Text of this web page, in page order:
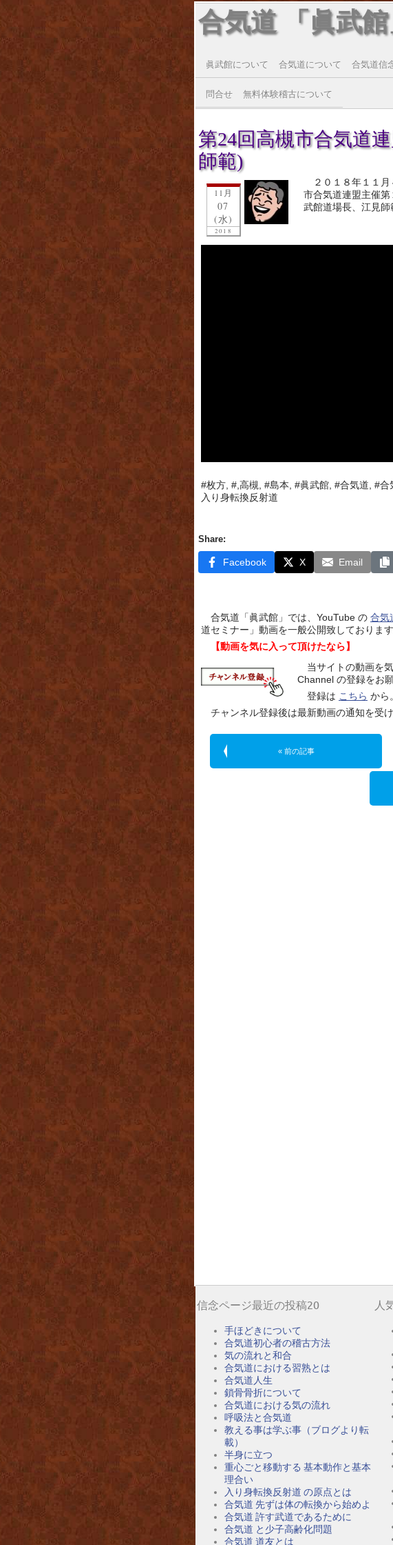
合気道 「眞武
眞武館について 合気道について 合気道信
問合せ 無料体験稽古について
第24回高槻市合気道
師範)
11月
07
(水)
2018
２０１８年１１
市合気道連盟主催
武館道場長、江見師
#枚方, #,高槻, #島本, #眞武館, #合気道, #
入り身転換反射道
Share:
Facebook X Email
合気道「眞武館」では、YouTube の 合気
道セミナー」動画を一般公開致しております
【動画を気に入って頂けたなら】
当サイトの動画を
Channel の登録をお
登録は こちら から。
チャンネル登録後は最新動画の通知を受
« 前の記事
信念ページ最近の投稿20
手ほどきについて
合気道初心者の稽古方法
気の流れと和合
合気道における習熟とは
合気道人生
鎖骨骨折について
合気道における気の流れ
呼吸法と合気道
教える事は学ぶ事（ブログより転
載）
半身に立つ
重心ごと移動する 基本動作と基本
理合い
入り身転換反射道 の原点とは
合気道 先ずは体の転換から始めよ
合気道 許す武道であるために
合気道 と少子高齢化問題
合気道 道友とは
人